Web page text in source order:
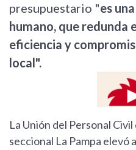
presupuestario "es
humano, que redunda
eficiencia y
local".
La Unión del Personal
seccional La Pampa